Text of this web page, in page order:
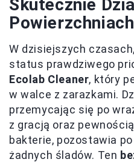
Skutecznie
W dzisiejszych
status prawdziwego
Ecolab Cleaner, który
w walce z zarazkami.
przemycając się po
z gracją oraz
bakterie, pozostawia
żadnych śladów. Ten